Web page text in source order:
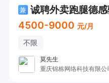
兼 诚聘外卖跑腿德
4500-9000 元/月
不限
莫先生
重庆锦栋网络科技有限公